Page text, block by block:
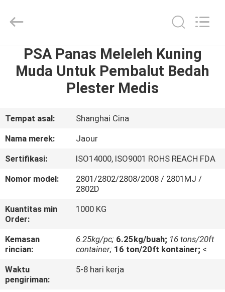
RUMAH
TENTANG
KAMI
TUR
PABRIK
KONTROL
KUALITAS
HUBUNGI
KAMI
Adhesive
Products
PSA Panas Meleleh Kuning
Muda Untuk Pembalut Bedah
Plester Medis
Tempat asal:
Shanghai Cina
Nama merek:
Jaour
Sertifikasi:
ISO14000, ISO9001 ROHS REACH FDA
Nomor model:
2801/2802/2808/2008 / 2801MJ /
2802D
Kuantitas min
Order:
1000 KG
Kemasan
rincian:
6.25kg/pc; 6.25kg/buah; 16 tons/20ft
container; 16 ton/20ft kontainer; <
Waktu
pengiriman:
5-8 hari kerja